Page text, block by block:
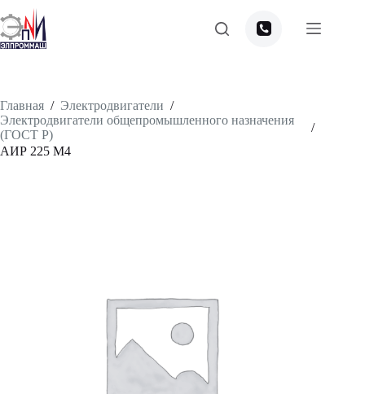
Перейти
к
сути
Главная / Электродвигатели /
Электродвигатели общепромышленного назначения
(ГОСТ Р)
/
АИР 225 М4